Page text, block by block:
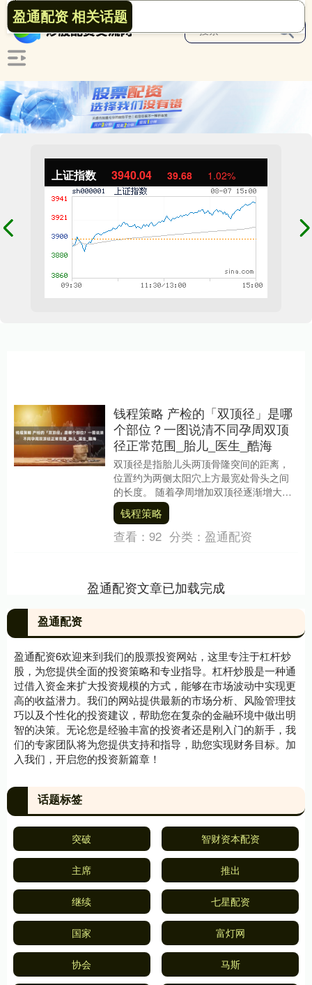
上证指数 3940.04 39.68 1.02%
盈通配资 相关话题
钱程策略 产检的「双顶径」是哪
个部位？一图说清不同孕周双顶
径正常范围_胎儿_医生_酷海
双顶径是指胎儿头两顶骨隆突间的距离，
位置约为两侧太阳穴上方最宽处骨头之间
的长度。 随着孕周增加双顶径逐渐增大，
用来估算孕龄和监测胎儿发育大小情况。
不同孕周的双....
钱程策略
查看： 92 分类： 盈通配资
盈通配资文章已加载完成
盈通配资
盈通配资6欢迎来到我们的股票投资网站，这里专注于杠杆炒
股，为您提供全面的投资策略和专业指导。杠杆炒股是一种通
过借入资金来扩大投资规模的方式，能够在市场波动中实现更
高的收益潜力。我们的网站提供最新的市场分析、风险管理技
巧以及个性化的投资建议，帮助您在复杂的金融环境中做出明
智的决策。无论您是经验丰富的投资者还是刚入门的新手，我
们的专家团队将为您提供支持和指导，助您实现财务目标。加
入我们，开启您的投资新篇章！
话题标签
突破 智财资本配资
主席 推出
继续 七星配资
国家 富灯网
协会 马斯